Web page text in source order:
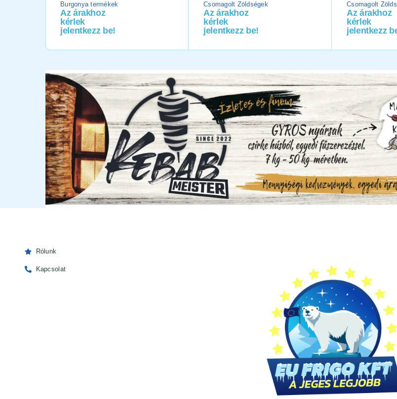
Burgonya termékek
Az árakhoz
kérlek
jelentkezz be!
Csomagolt Zöldségek
Az árakhoz
kérlek
jelentkezz be!
Csomagolt
Az árakhoz
kérlek
jelentkezz
Rólunk
Kapcsolat